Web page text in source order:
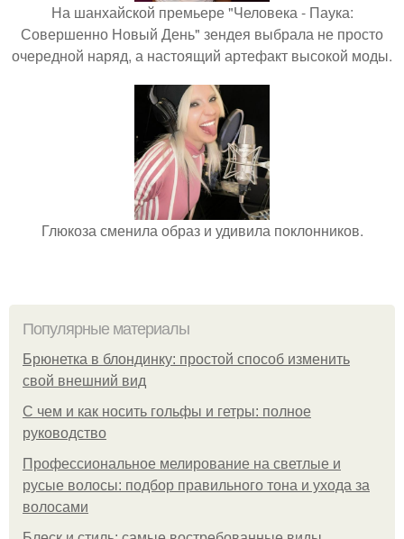
На шанхайской премьере "Человека - Паука:
Совершенно Новый День" зендея выбрала не просто
очередной наряд, а настоящий артефакт высокой моды.
Глюкоза сменила образ и удивила поклонников.
Популярные материалы
Брюнетка в блондинку: простой способ изменить
свой внешний вид
С чем и как носить гольфы и гетры: полное
руководство
Профессиональное мелирование на светлые и
русые волосы: подбор правильного тона и ухода за
волосами